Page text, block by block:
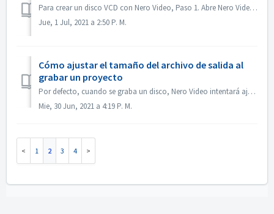
Para crear un disco VCD con Nero Video, Paso 1. Abre Nero Video. Paso 2. Arrastra un archivo de vídeo a Nero Video Home, Nero Video abrirá el diálogo 'S...
Jue, 1 Jul, 2021 a 2:50 P. M.
Cómo ajustar el tamaño del archivo de salida al
grabar un proyecto
Por defecto, cuando se graba un disco, Nero Video intentará ajustarse al espacio completo de un disco. En algunos casos, si no necesita una salida de gran t...
Mie, 30 Jun, 2021 a 4:19 P. M.
1 2 3 4